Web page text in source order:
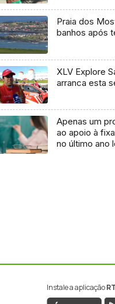
Praia dos
banhos após
XLV Explore
arranca esta
Apenas um
ao apoio à
no último ano
Instale a aplicação